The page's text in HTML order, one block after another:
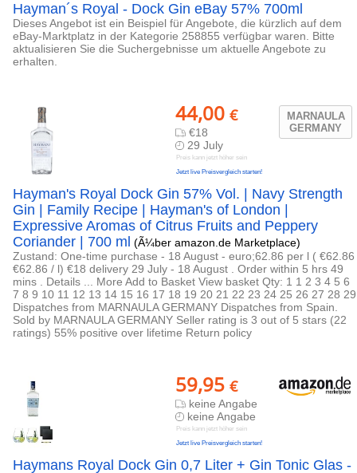
Hayman´s Royal - Dock Gin eBay 57% 700ml
Dieses Angebot ist ein Beispiel für Angebote, die kürzlich auf dem
eBay-Marktplatz in der Kategorie 258855 verfügbar waren. Bitte
aktualisieren Sie die Suchergebnisse um aktuelle Angebote zu
erhalten.
MARNAULA
GERMANY
44,00 €
€18
29 July
Preis kann jetzt höher sein
Jetzt live Preisvergleich starten!
Hayman's Royal Dock Gin 57% Vol. | Navy Strength
Gin | Family Recipe | Hayman's of London |
Expressive Aromas of Citrus Fruits and Peppery
Coriander | 700 ml (Ã¼ber amazon.de Marketplace)
Zustand: One-time purchase - 18 August - euro;62.86 per l ( €62.86
€62.86 / l) €18 delivery 29 July - 18 August . Order within 5 hrs 49
mins . Details ... More Add to Basket View basket Qty: 1 1 2 3 4 5 6
7 8 9 10 11 12 13 14 15 16 17 18 19 20 21 22 23 24 25 26 27 28 29
Dispatches from MARNAULA GERMANY Dispatches from Spain.
Sold by MARNAULA GERMANY Seller rating is 3 out of 5 stars (22
ratings) 55% positive over lifetime Return policy
59,95 €
keine Angabe
keine Angabe
Preis kann jetzt höher sein
Jetzt live Preisvergleich starten!
Haymans Royal Dock Gin 0,7 Liter + Gin Tonic Glas -